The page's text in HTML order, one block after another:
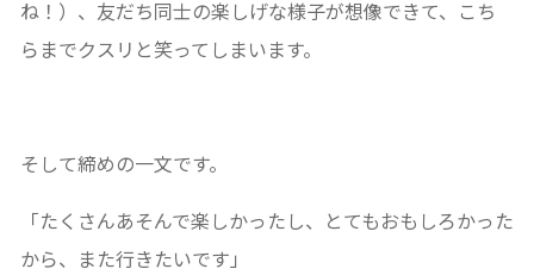
ね！）、友だち同士の楽しげな様子が想像できて、こち
らまでクスリと笑ってしまいます。
そして締めの一文です。
「たくさんあそんで楽しかったし、とてもおもしろかった
から、また行きたいです」